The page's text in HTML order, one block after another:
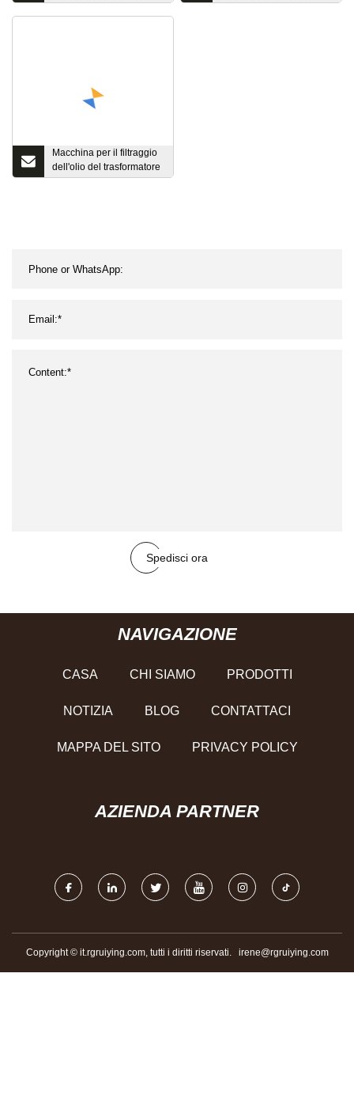
altoparlante
Rimuovere la macchina
Macchina per il filtraggio
dell'olio del trasformatore
dal design classico, mini
Spedisci ora
NAVIGAZIONE
CASA CHI SIAMO PRODOTTI
NOTIZIA BLOG CONTATTACI
MAPPA DEL SITO PRIVACY POLICY
AZIENDA PARTNER
Copyright © it.rgruiying.com, tutti i diritti riservati. irene@rgruiying.com